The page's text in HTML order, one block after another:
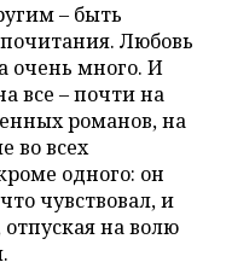
– быть
Любовь
очень много. И
все – почти на
романов, на
во всех
одного: он
чувствовал, и
на волю